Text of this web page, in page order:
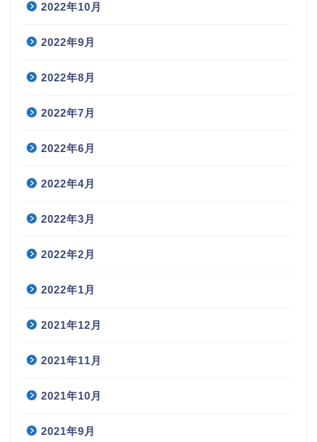
2022年10月
2022年9月
2022年8月
2022年7月
2022年6月
2022年4月
2022年3月
2022年2月
2022年1月
2021年12月
2021年11月
2021年10月
2021年9月